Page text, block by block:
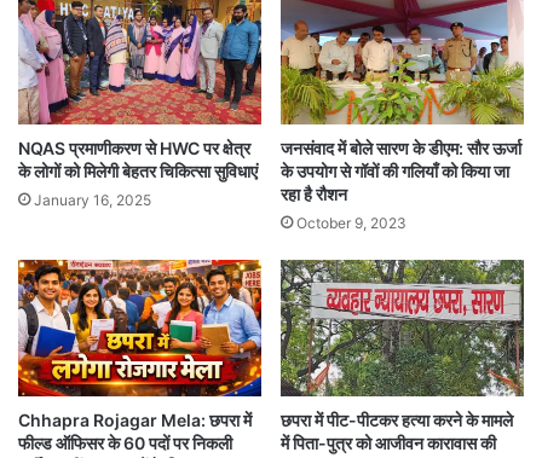
NQAS प्रमाणीकरण से HWC पर क्षेत्र
के लोगों को मिलेगी बेहतर चिकित्सा सुविधाएं
January 16, 2025
जनसंवाद में बोले सारण के डीएम: सौर ऊर्जा
के उपयोग से गॉवों की गलियाँ को किया जा
रहा है रौशन
October 9, 2023
Chhapra Rojagar Mela: छपरा में
फील्ड ऑफिसर के 60 पदों पर निकली
छपरा में पीट-पीटकर हत्या करने के मामले
में पिता-पुत्र को आजीवन कारावास की